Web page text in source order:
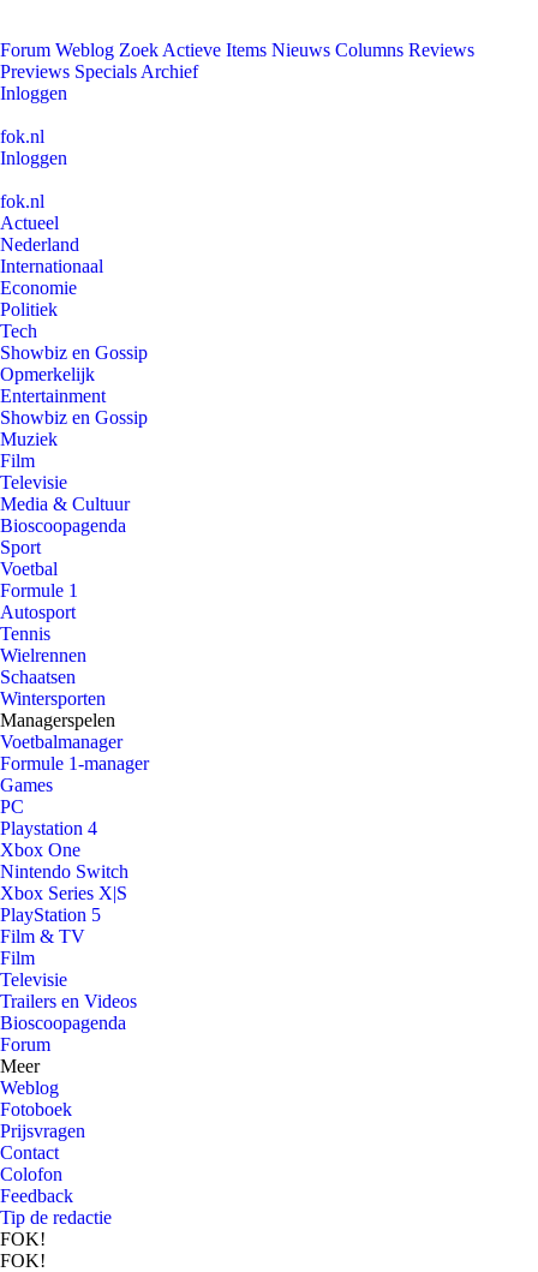
Forum Weblog Zoek Actieve Items Nieuws Columns Reviews
Previews Specials Archief
Inloggen
fok.nl
Inloggen
fok.nl
Actueel
Nederland
Internationaal
Economie
Politiek
Tech
Showbiz en Gossip
Opmerkelijk
Entertainment
Showbiz en Gossip
Muziek
Film
Televisie
Media & Cultuur
Bioscoopagenda
Sport
Voetbal
Formule 1
Autosport
Tennis
Wielrennen
Schaatsen
Wintersporten
Managerspelen
Voetbalmanager
Formule 1-manager
Games
PC
Playstation 4
Xbox One
Nintendo Switch
Xbox Series X|S
PlayStation 5
Film & TV
Film
Televisie
Trailers en Videos
Bioscoopagenda
Forum
Meer
Weblog
Fotoboek
Prijsvragen
Contact
Colofon
Feedback
Tip de redactie
FOK!
FOK!